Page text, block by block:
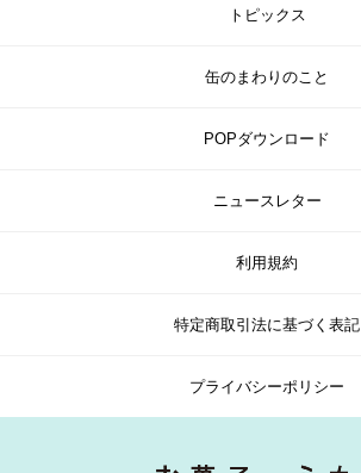
トピックス
缶のまわりのこと
POPダウンロード
ニュースレター
利用規約
特定商取引法に基づく表記
プライバシーポリシー